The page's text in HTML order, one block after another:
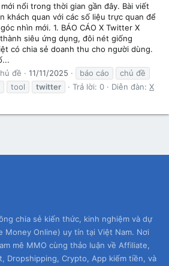
nổi trong thời gian gần đây. Bài viết
khách quan với các số liệu trực quan để
nhìn mới. 1. BÁO CÁO X Twitter X
siêu ứng dụng, đôi nét giống
có chia sẻ doanh thu cho người dùng.
đề 11/11/2025 báo cáo
chủ đề
tool twitter Trả lời: 0 Diễn đàn: X
chia sẻ kiến thức, kinh nghiệm và dự
Money Online) uy tín tại Việt Nam. Nơi
mê MMO cùng thảo luận về Affiliate,
Dropshipping, Crypto, App kiếm tiền, và